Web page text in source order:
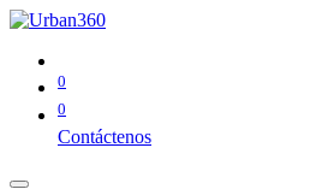
0
0
Contáctenos